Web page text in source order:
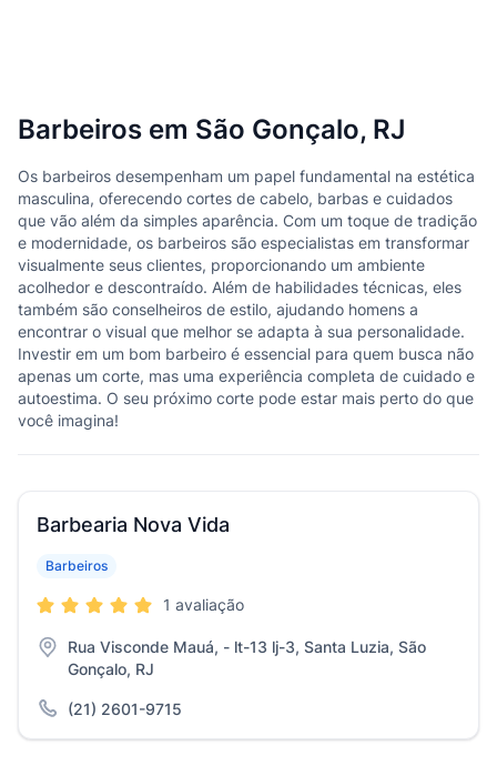
Barbeiros em São Gonçalo, RJ
Os barbeiros desempenham um papel fundamental na estética
masculina, oferecendo cortes de cabelo, barbas e cuidados
que vão além da simples aparência. Com um toque de tradição
e modernidade, os barbeiros são especialistas em transformar
visualmente seus clientes, proporcionando um ambiente
acolhedor e descontraído. Além de habilidades técnicas, eles
também são conselheiros de estilo, ajudando homens a
encontrar o visual que melhor se adapta à sua personalidade.
Investir em um bom barbeiro é essencial para quem busca não
apenas um corte, mas uma experiência completa de cuidado e
autoestima. O seu próximo corte pode estar mais perto do que
você imagina!
Barbearia Nova Vida
Barbeiros
1 avaliação
Rua Visconde Mauá, - lt-13 lj-3, Santa Luzia, São
Gonçalo, RJ
(21) 2601-9715